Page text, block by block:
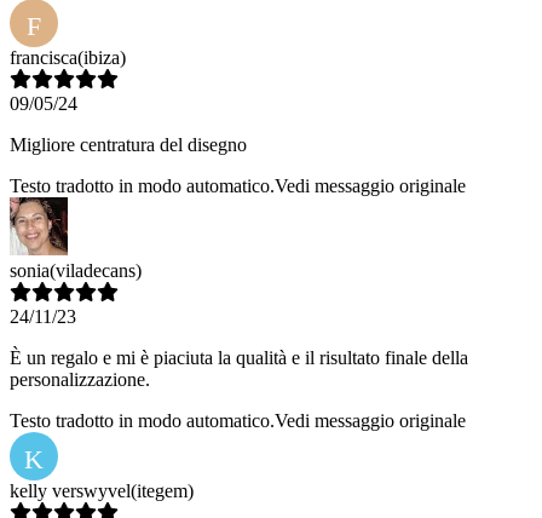
F
francisca(ibiza)
09/05/24
Migliore centratura del disegno
Testo tradotto in modo automatico.Vedi messaggio originale
sonia(viladecans)
24/11/23
È un regalo e mi è piaciuta la qualità e il risultato finale della
personalizzazione.
Testo tradotto in modo automatico.Vedi messaggio originale
K
kelly verswyvel(itegem)